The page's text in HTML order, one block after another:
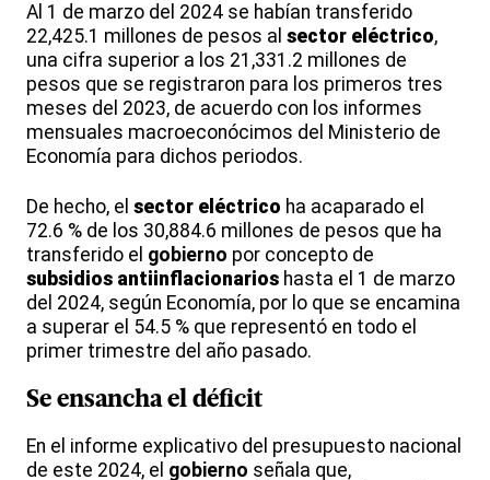
Al 1 de marzo del 2024 se habían transferido
22,425.1 millones de pesos al sector eléctrico,
una cifra superior a los 21,331.2 millones de
pesos que se registraron para los primeros tres
meses del 2023, de acuerdo con los informes
mensuales macroeconócimos del Ministerio de
Economía para dichos periodos.
De hecho, el sector eléctrico ha acaparado el
72.6 % de los 30,884.6 millones de pesos que ha
transferido el gobierno por concepto de
subsidios antiinflacionarios hasta el 1 de marzo
del 2024, según Economía, por lo que se encamina
a superar el 54.5 % que representó en todo el
primer trimestre del año pasado.
Se ensancha el déficit
En el informe explicativo del presupuesto nacional
de este 2024, el gobierno señala que,